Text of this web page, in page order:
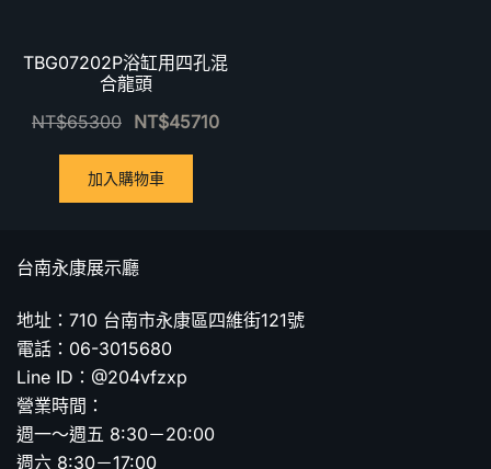
TBG07202P浴缸用四孔混
合龍頭
NT$65300 NT$45710
加入購物車
台南永康展示廳
地址：710 台南市永康區四維街121號
電話：06-3015680
Line ID：@204vfzxp
營業時間：
週一～週五 8:30－20:00
週六 8:30－17:00